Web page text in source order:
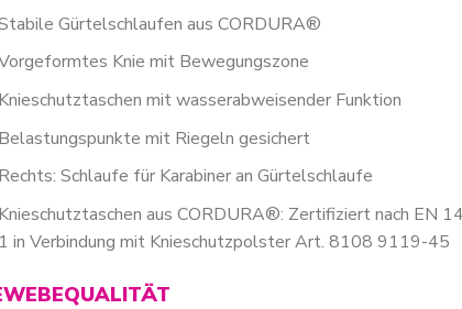
Gürtelschlaufen aus CORDURA®
Knie mit Bewegungszone
Knieschutztaschen mit wasserabweisender Funktion
Belastungspunkte mit Riegeln gesichert
Rechts: Schlaufe für Karabiner an Gürtelschlaufe
Knieschutztaschen aus CORDURA®: Zertifiziert nach
1 in Verbindung mit Knieschutzpolster Art. 8108 9119-45